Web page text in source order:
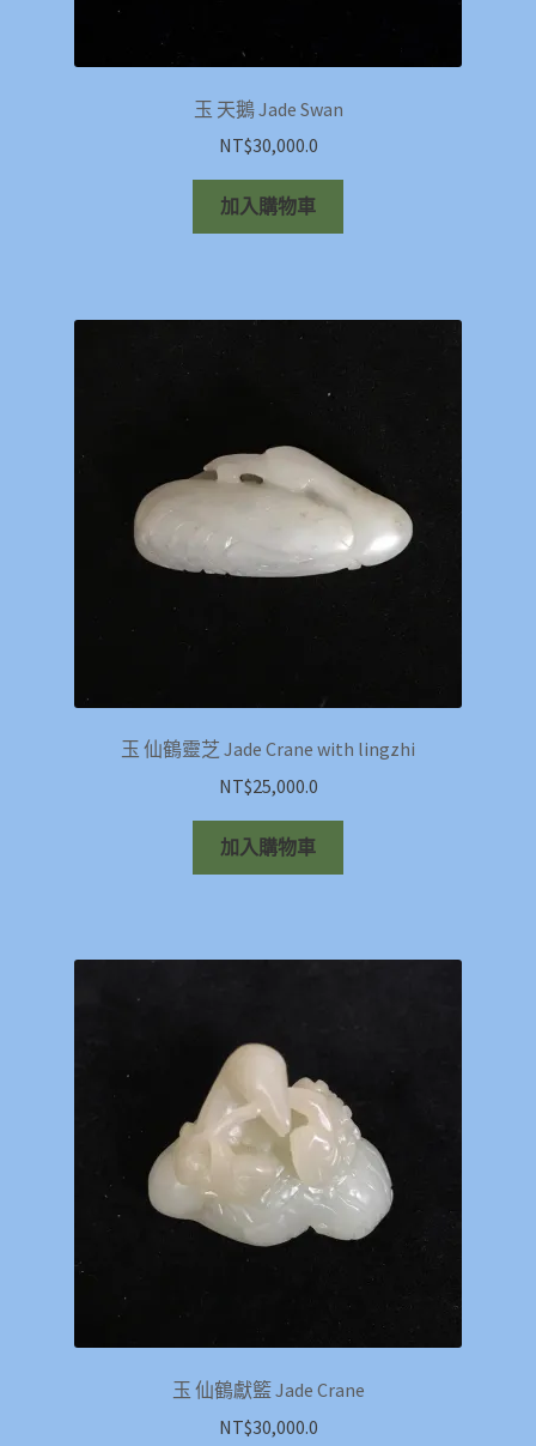
玉 天鵝 Jade Swan
NT$30,000.0
加入購物車
玉 仙鶴靈芝 Jade Crane with lingzhi
NT$25,000.0
加入購物車
玉 仙鶴獻籃 Jade Crane
NT$30,000.0